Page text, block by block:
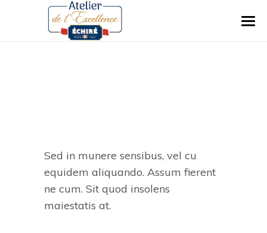
Sed in munere sensibus, vel cu
equidem aliquando. Assum fierent
ne cum. Sit quod insolens
maiestatis at.